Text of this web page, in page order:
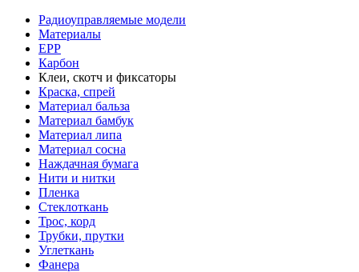
Радиоуправляемые модели
Материалы
EPP
Карбон
Клеи, скотч и фиксаторы
Краска, спрей
Материал бальза
Материал бамбук
Материал липа
Материал сосна
Наждачная бумага
Нити и нитки
Пленка
Стеклоткань
Трос, корд
Трубки, прутки
Углеткань
Фанера